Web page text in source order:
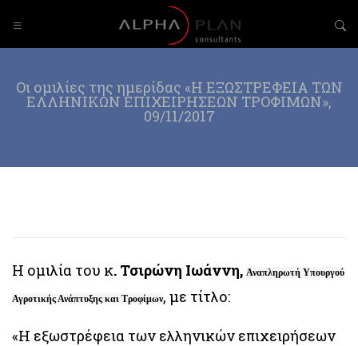
Οι ομιλίες της ημερίδας «Η ΕΞΩΣΤΡΕΦΕΙΑ ΤΩΝ
ΕΛΛΗΝΙΚΩΝ ΕΠΙΧΕΙΡΗΣΕΩΝ ΤΡΟΦΙΜΩΝ»,
09/11/2017
Η ομιλία του κ. Τσιρώνη Ιωάννη, Αναπληρωτή Υπουργού
Αγροτικής Ανάπτυξης και Τροφίμων, με τίτλο:
«Η εξωστρέφεια των ελληνικών επιχειρήσεων